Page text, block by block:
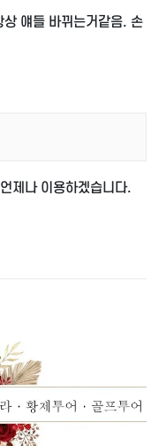
얘들 바뀌는거같음. 손
제나 이용하겠습니다.